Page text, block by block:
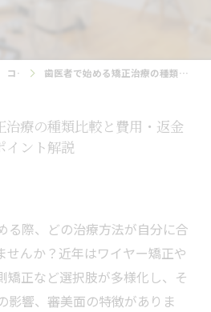
コラム 歯医者で始める矯正治療の種類比較と費用・返金ルールの気になるポイント解説
治療の種類比較と費用・返金
イント解説
る際、どの治療方法が自分に合
せんか？近年はワイヤー矯正や
矯正など選択肢が多様化し、そ
影響、審美面の特徴がありま